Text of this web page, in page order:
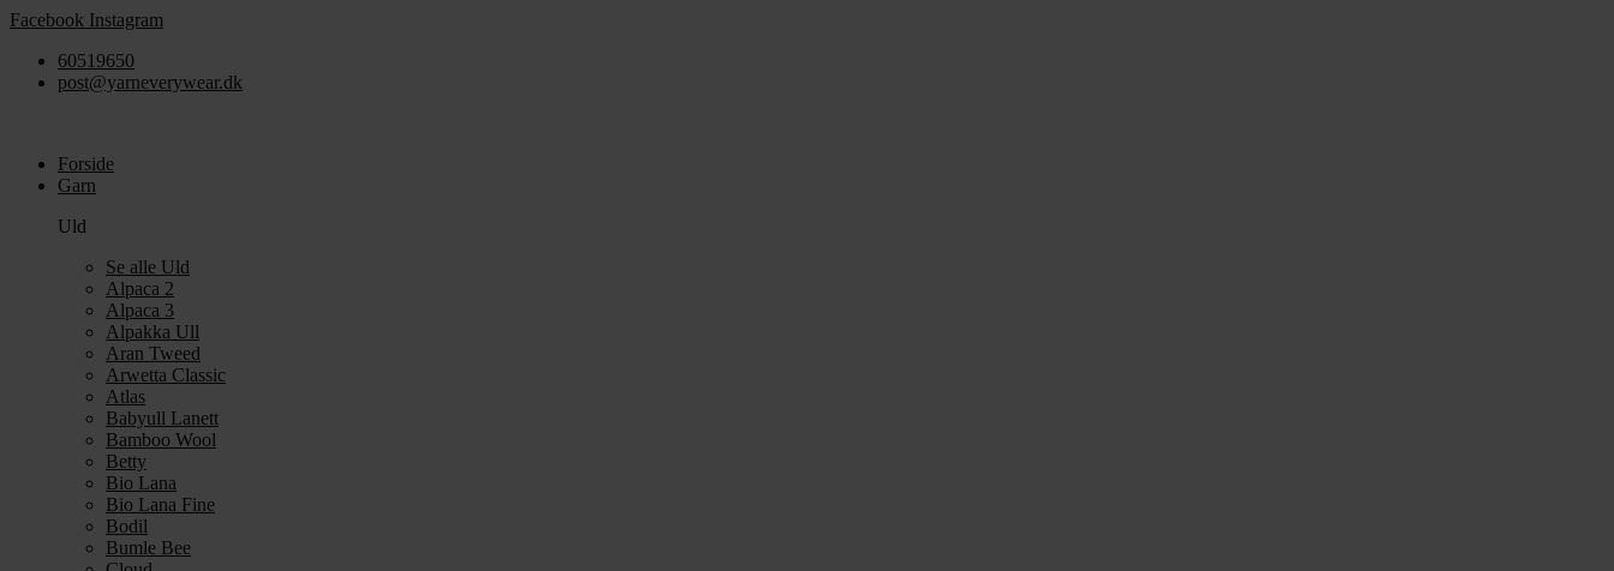
Videre
indhold
Facebook Instagram
60519650
post@yarneverywear.dk
Forside
Garn
Uld
Se alle Uld
Alpaca 2
Alpaca 3
Alpakka Ull
Aran Tweed
Arwetta Classic
Atlas
Babyull Lanett
Bamboo Wool
Betty
Bio Lana
Bio Lana Fine
Bodil
Bumle Bee